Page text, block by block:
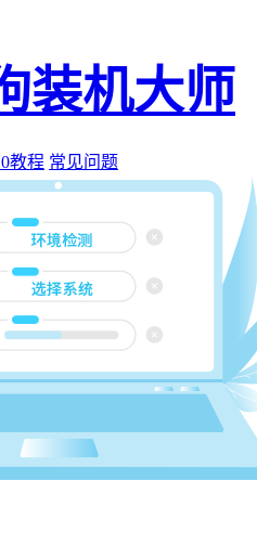
装机大师
教程 常见问题